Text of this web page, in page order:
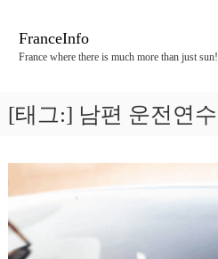
가
FranceInfo
France where there is much more than just sun!
[태그:] 남편 운전연수